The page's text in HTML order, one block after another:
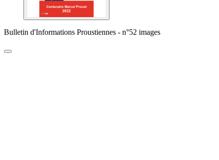
Bulletin d'Informations Proustiennes - n°52 images